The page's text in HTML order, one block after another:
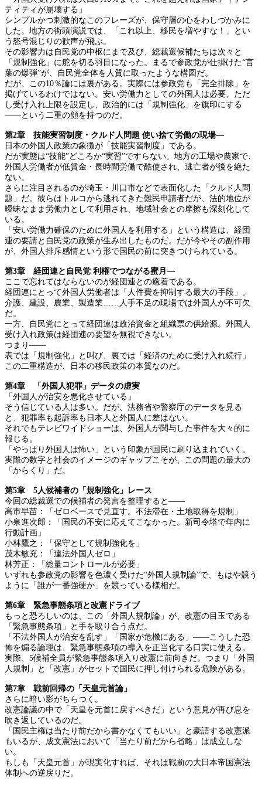
ティティが崩壊する」
シンプルかつ刺激的なこのフレーズが、保守層の心をわしづかみに
した。地方の街頭演説では、「これ以上、移民を増やすな！」とい
う怒号混じりの歓声が飛ぶ。
その影響力は自民党の中枢にまで及び、総裁選候補たちは次々と
「規制強化」に舵を切る羽目になった。まるで参政党が仕掛けた“言
葉の爆弾”が、自民党全体を人質に取ったような構図だ。
だが、この10％論には裏がある。実際には参政党も「完全排除」を
掲げているわけではない。安い労働力としての外国人は必要、ただ
し受け入れ上限を設定し、政治的には「規制強化」を旗印にする
――という二重の顔を持つのだ。
第2章 技能実習制度・クルド人問題 使い捨て労働の現場―
日本の外国人政策の象徴が「技能実習制度」である。
だが実態は“技能”どころか“実習”ですらない。地方の工場や農家で、
外国人労働者が低賃金・長時間労働で酷使され、逃亡者が後を絶た
ない。
さらに注目されるのが埼玉・川口市などで表面化した「クルド人問
題」だ。彼らはトルコから逃れてきた難民申請者だが、法的地位が
曖昧なまま労働力として利用され、地域社会との摩擦も深刻化して
いる。
「安い労働力確保のために外国人を利用する」という構造は、経団
連の要請と自民党の政策が生み出したものだ。だが今やその副作用
が、外国人排斥感情という形で国民の前に突きつけられている。
第3章 経団連と自民党 利権でつながる蜜月―
ここで忘れてはならないのが経団連との癒着である。
経団連にとって外国人労働者は「人件費を抑制する最大の手段」。
介護、建設、農業、製造業……人手不足の現場では外国人が不可欠
だ。
一方、自民党にとって経団連は政治資金と組織票の供給源。外国人
受け入れ政策は経団連の要望を無視できない。
つまり――
表では「規制強化」と叫び、裏では「経済のために受け入れ続行」
この二重構造が、日本の移民政策の本質なのだ。
第4章 「外国人犯罪」データの虚実
「外国人が治安を悪化させている」
そう信じている人は多い。だが、法務省や警察庁のデータを見る
と、犯罪率も起訴率も日本人と外国人に差はない。
それでもテレビワイドショーは、外国人が関与した事件を大々的に
報じる。
「やっぱり外国人は怖い」という印象が国民に刷り込まれていく。
実際の数字と社会のイメージのギャップこそが、この問題の最大の
「からくり」だ。
第5章 5人候補者の「規制強化」レース
今回の総裁選での候補者の発言を整理すると――
高市早苗：「ゼロベースで見直す。不法滞在・土地取得を規制」
小泉進次郎：「国民の不安に応えてこなかった。新司令塔で年内に
行動計画」
小林鷹之：「保守として規制強化を」
茂木敏充：「違法外国人ゼロ」
林芳正：「総量コントロールが必要」
いずれも参政党の影響を色濃く受けた“外国人規制論”で、もはや競う
ように「誰が一番強硬か」を競っている様相だ。
第6章 緊急事態条項と改憲ドライブ
もっと恐ろしいのは、この「外国人規制論」が、改憲の目玉である
「緊急事態条項」と手を取り合う点だ。
「不法外国人が治安を乱す」「国家が危機にある」――こうした恐
怖を煽る論理は、緊急事態条項の導入を正当化する口実に使える。
実際、5候補全員が緊急事態条項入り改憲に前向きだ。つまり「外国
人規制」と「改憲」がセットで国民に押し付けられる危険がある。
第7章 戦前回帰の「天皇元首論」
さらに暗い影がちらつく。
改憲論議の中で「天皇を元首に戻すべきだ」という意見が再び息を
吹き返しているのだ。
「国民主権は当たり前だから書かなくてもいい」と豪語する改憲派
もいるが、成文憲法において「当たり前だから省略」は成立しな
い。
もしも「天皇元首」が現実化すれば、それは戦前の大日本帝国憲法
体制への逆戻りだ。